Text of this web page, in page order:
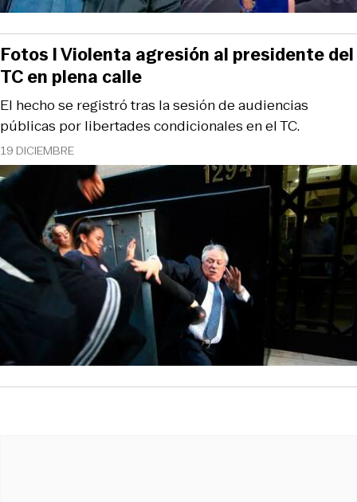
19 DICIEMBRE
El hecho se registró tras la sesión de audiencias
públicas por libertades condicionales en el TC.
Fotos l Violenta agresión al presidente del
TC en plena calle